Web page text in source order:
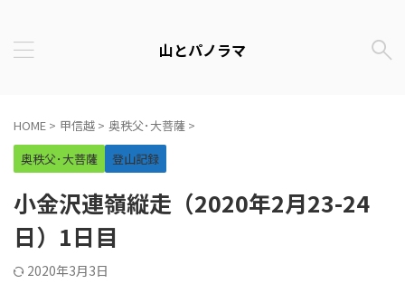
山とパノラマ
HOME > 甲信越 > 奥秩父･大菩薩 >
奥秩父･大菩薩
登山記録
小金沢連嶺縦走（2020年2月23-24
日）1日目
2020年3月3日